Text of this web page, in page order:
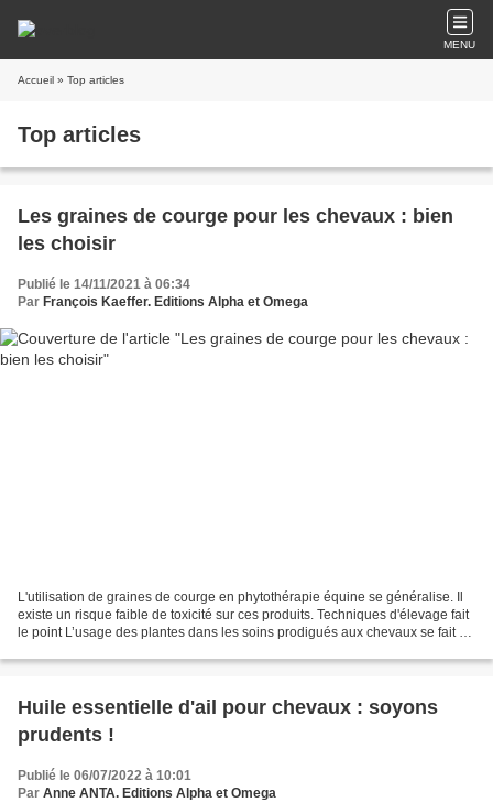
MENU
Accueil » Top articles
Top articles
Les graines de courge pour les chevaux : bien
les choisir
Publié le 14/11/2021 à 06:34
Par François Kaeffer. Editions Alpha et Omega
L'utilisation de graines de courge en phytothérapie équine se généralise. Il
existe un risque faible de toxicité sur ces produits. Techniques d'élevage fait
le point L’usage des plantes dans les soins prodigués aux chevaux se fait de
Huile essentielle d'ail pour chevaux : soyons
prudents !
Publié le 06/07/2022 à 10:01
Par Anne ANTA. Editions Alpha et Omega